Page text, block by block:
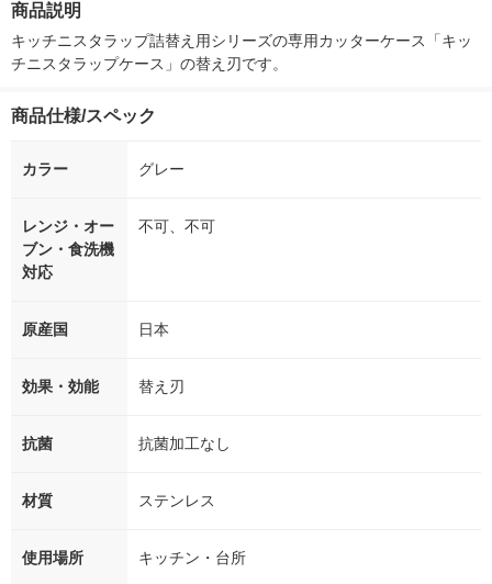
シ） オリジナル
商品説明
キッチニスタラップ詰替え用シリーズの専用カッターケース「キッ
チニスタラップケース」の替え刃です。
商品仕様/スペック
カラー グレー
レンジ・オー
ブン・食洗機
対応
不可、不可
原産国 日本
効果・効能 替え刃
抗菌 抗菌加工なし
材質 ステンレス
使用場所 キッチン・台所